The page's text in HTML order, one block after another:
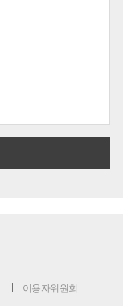
이용자위원회